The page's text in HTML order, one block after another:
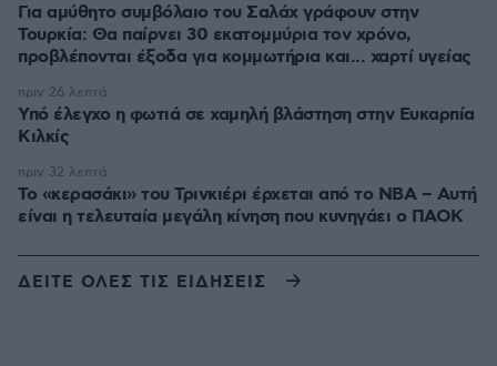
Για αμύθητο συμβόλαιο του Σαλάχ γράφουν στην
Τουρκία: Θα παίρνει 30 εκατομμύρια τον χρόνο,
προβλέπονται έξοδα για κομμωτήρια και... χαρτί υγείας
Υπό έλεγχο η φωτιά σε χαμηλή βλάστηση στην Ευκαρπία
Κιλκίς
πριν 26 λεπτά
Το «κερασάκι» του Τρινκιέρι έρχεται από το NBA – Αυτή
είναι η τελευταία μεγάλη κίνηση που κυνηγάει ο ΠΑΟΚ
πριν 32 λεπτά
ΔΕΙΤΕ ΟΛΕΣ ΤΙΣ ΕΙΔΗΣΕΙΣ